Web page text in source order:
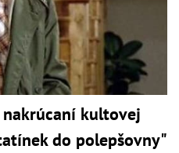
kultovej
do polepšovny"